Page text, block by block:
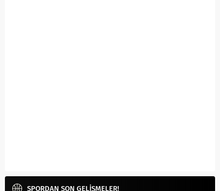
SPORDAN SON GELİŞMELER!